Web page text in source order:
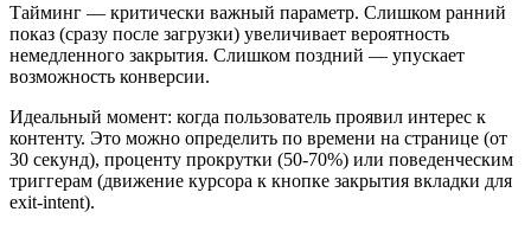
Тайминг — критически важный параметр. Слишком ранний
показ (сразу после загрузки) увеличивает вероятность
немедленного закрытия. Слишком поздний — упускает
возможность конверсии.
Идеальный момент: когда пользователь проявил интерес к
контенту. Это можно определить по времени на странице (от
30 секунд), проценту прокрутки (50-70%) или поведенческим
триггерам (движение курсора к кнопке закрытия вкладки для
exit-intent).